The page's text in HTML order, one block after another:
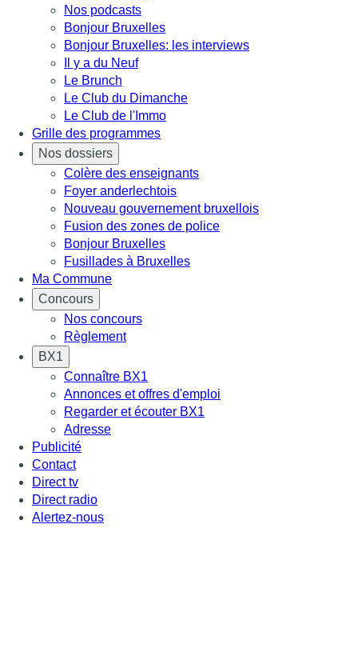
Nos podcasts
Bonjour Bruxelles
Bonjour Bruxelles: les interviews
Il y a du Neuf
Le Brunch
Le Club du Dimanche
Le Club de l'Immo
Grille des programmes
Nos dossiers
Colère des enseignants
Foyer anderlechtois
Nouveau gouvernement bruxellois
Fusion des zones de police
Bonjour Bruxelles
Fusillades à Bruxelles
Ma Commune
Concours
Nos concours
Règlement
BX1
Connaître BX1
Annonces et offres d'emploi
Regarder et écouter BX1
Adresse
Publicité
Contact
Direct tv
Direct radio
Alertez-nous